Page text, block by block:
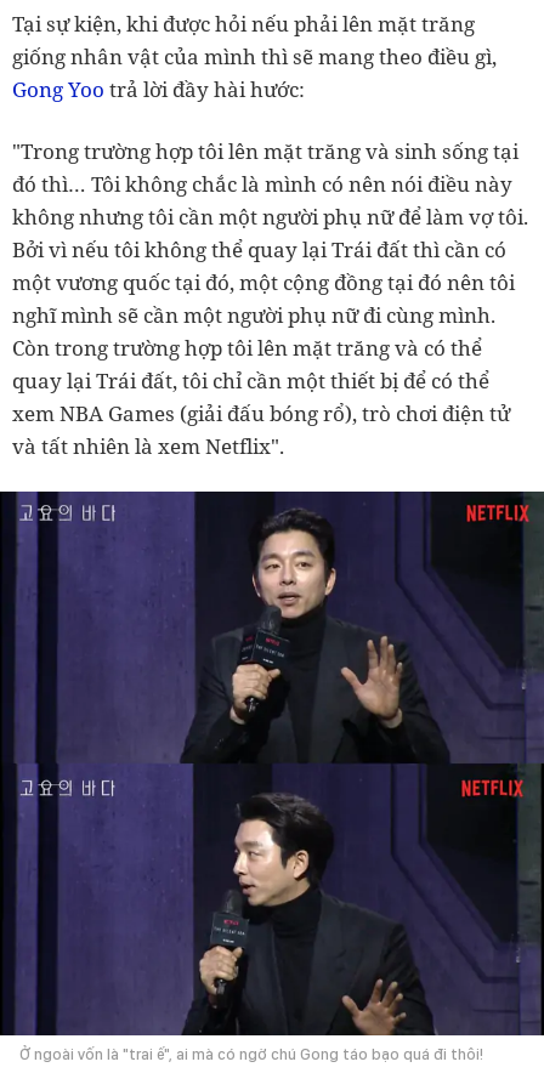
Tại sự kiện, khi được hỏi nếu phải lên mặt trăng
giống nhân vật của mình thì sẽ mang theo điều gì,
Gong Yoo trả lời đầy hài hước:
"Trong trường hợp tôi lên mặt trăng và sinh sống tại
đó thì… Tôi không chắc là mình có nên nói điều này
không nhưng tôi cần một người phụ nữ để làm vợ tôi.
Bởi vì nếu tôi không thể quay lại Trái đất thì cần có
một vương quốc tại đó, một cộng đồng tại đó nên tôi
nghĩ mình sẽ cần một người phụ nữ đi cùng mình.
Còn trong trường hợp tôi lên mặt trăng và có thể
quay lại Trái đất, tôi chỉ cần một thiết bị để có thể
xem NBA Games (giải đấu bóng rổ), trò chơi điện tử
và tất nhiên là xem Netflix".
Ở ngoài vốn là "trai ế", ai mà có ngờ chú Gong táo bạo quá đi thôi!